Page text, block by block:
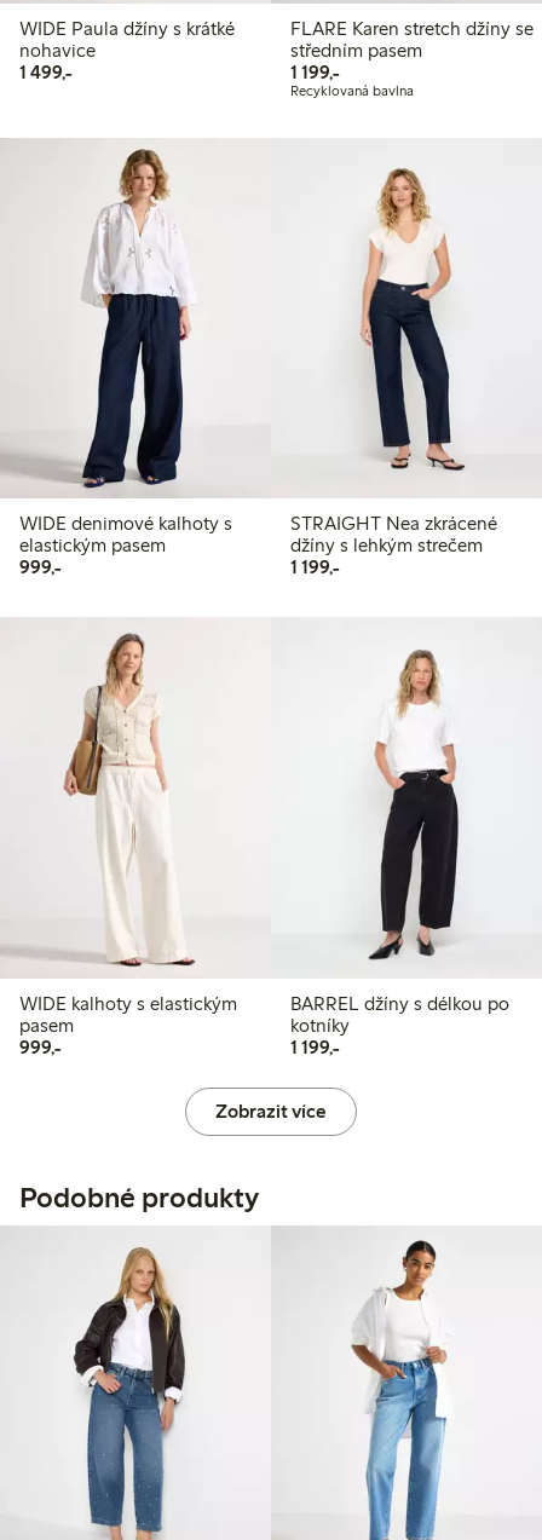
WIDE Paula džíny s krátké
nohavice
1 499,-1 499,00 Kč
FLARE Karen stretch džíny se
středním pasem
1 199,-1 199,00 Kč
Recyklovaná bavlna
WIDE denimové kalhoty s
elastickým pasem
999,-999,00 Kč
STRAIGHT Nea zkrácené
džíny s lehkým strečem
1 199,-1 199,00 Kč
WIDE kalhoty s elastickým
pasem
999,-999,00 Kč
BARREL džíny s délkou po
kotníky
1 199,-1 199,00 Kč
Zobrazit více
Podobné produkty